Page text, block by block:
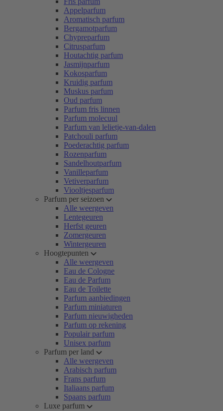
Appelparfum
Aromatisch parfum
Bergamotparfum
Chypreparfum
Citrusparfum
Houtachtig parfum
Jasmijnparfum
Kokosparfum
Kruidig parfum
Muskus parfum
Oud parfum
Parfum fris linnen
Parfum molecuul
Parfum van lelietje-van-dalen
Patchouli parfum
Poederachtig parfum
Rozenparfum
Sandelhoutparfum
Vanilleparfum
Vetiverparfum
Viooltjesparfum
Parfum per seizoen
Alle weergeven
Lentegeuren
Herfst geuren
Zomergeuren
Wintergeuren
Hoogtepunten
Alle weergeven
Eau de Cologne
Eau de Parfum
Eau de Toilette
Parfum aanbiedingen
Parfum miniaturen
Parfum nieuwigheden
Parfum op rekening
Populair parfum
Unisex parfum
Parfum per land
Alle weergeven
Arabisch parfum
Frans parfum
Italiaans parfum
Spaans parfum
Luxe parfum